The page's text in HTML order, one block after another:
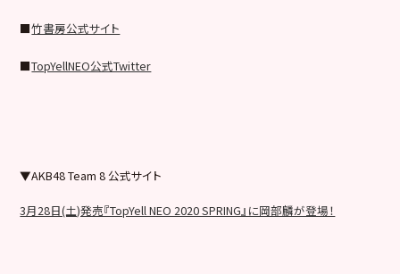
■竹書房公式サイト
■TopYellNEO公式Twitter
▼AKB48 Team 8 公式サイト
3月28日(土)発売『TopYell NEO 2020 SPRING』に岡部麟が登場！